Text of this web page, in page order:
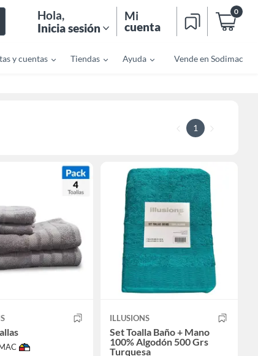
Hola,
Inicia sesión
Mi
cuenta
0
y cuentas Tiendas Ayuda Vende en Sodimac
1
ILLUSIONS
Set Toalla Baño + Mano
100% Algodón 500 Grs
Turquesa